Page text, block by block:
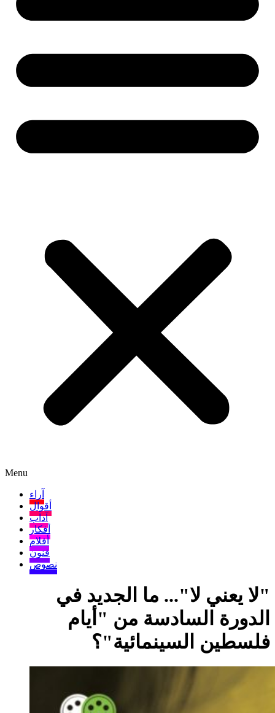
Menu
آراء
أقوال
آداب
أفكار
أفلام
فنون
نصوص
"لا يعني لا"... ما الجديد في
الدورة السادسة من "أيام
فلسطين السينمائية"؟